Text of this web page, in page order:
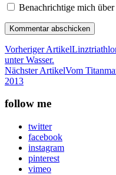
Benachrichtige mich
Vorheriger Artikel
unter Wasser.
Nächster ArtikelVom
2013
follow me
twitter
facebook
instagram
pinterest
vimeo